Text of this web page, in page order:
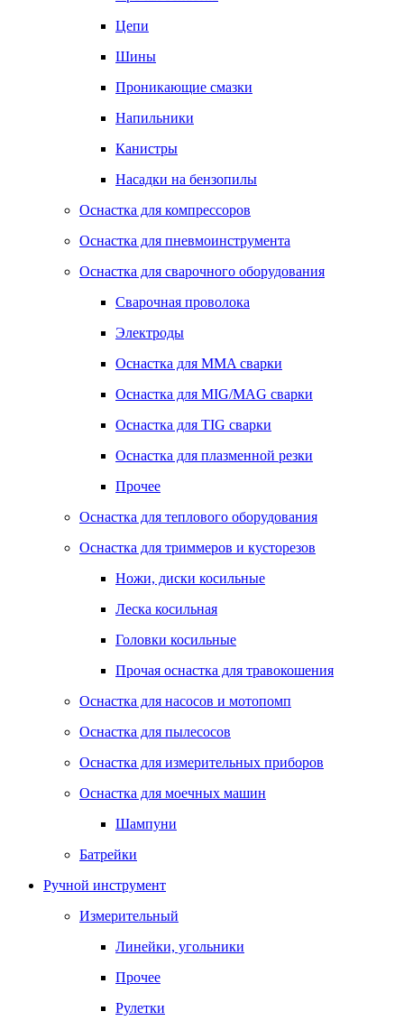
Цепи
Шины
Проникающие смазки
Напильники
Канистры
Насадки на бензопилы
Оснастка для компрессоров
Оснастка для пневмоинструмента
Оснастка для сварочного оборудования
Сварочная проволока
Электроды
Оснастка для MMA сварки
Оснастка для MIG/MAG сварки
Оснастка для TIG сварки
Оснастка для плазменной резки
Прочее
Оснастка для теплового оборудования
Оснастка для триммеров и кусторезов
Ножи, диски косильные
Леска косильная
Головки косильные
Прочая оснастка для травокошения
Оснастка для насосов и мотопомп
Оснастка для пылесосов
Оснастка для измерительных приборов
Оснастка для моечных машин
Шампуни
Батрейки
Ручной инструмент
Измерительный
Линейки, угольники
Прочее
Рулетки